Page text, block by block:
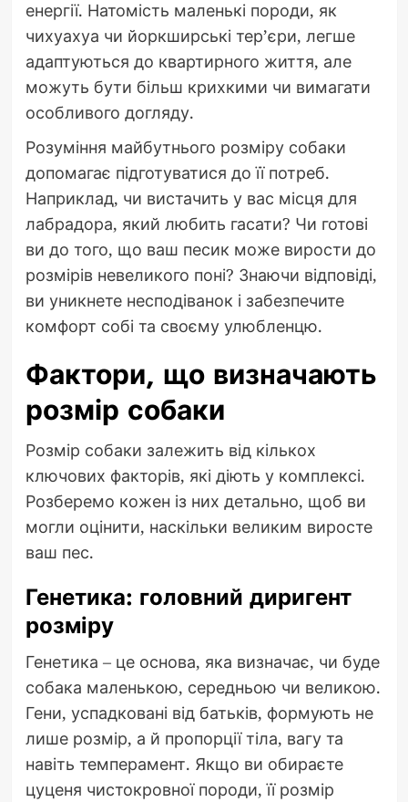
енергії. Натомість маленькі породи, як
чихуахуа чи йоркширські тер’єри, легше
адаптуються до квартирного життя, але
можуть бути більш крихкими чи вимагати
особливого догляду.
Розуміння майбутнього розміру собаки
допомагає підготуватися до її потреб.
Наприклад, чи вистачить у вас місця для
лабрадора, який любить гасати? Чи готові
ви до того, що ваш песик може вирости до
розмірів невеликого поні? Знаючи відповіді,
ви уникнете несподіванок і забезпечите
комфорт собі та своєму улюбленцю.
Фактори, що визначають
розмір собаки
Розмір собаки залежить від кількох
ключових факторів, які діють у комплексі.
Розберемо кожен із них детально, щоб ви
могли оцінити, наскільки великим виросте
ваш пес.
Генетика: головний диригент
розміру
Генетика – це основа, яка визначає, чи буде
собака маленькою, середньою чи великою.
Гени, успадковані від батьків, формують не
лише розмір, а й пропорції тіла, вагу та
навіть темперамент. Якщо ви обираєте
цуценя чистокровної породи, її розмір